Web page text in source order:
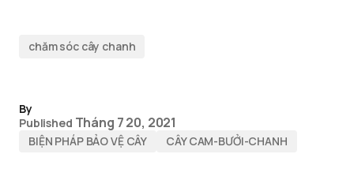
chăm sóc cây chanh
By
Published Tháng 7 20, 2021
BIỆN PHÁP BẢO VỆ CÂY CÂY CAM-BƯỞI-CHANH